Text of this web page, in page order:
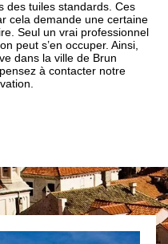
des tuiles standards. Ces
cela demande une certaine
Seul un vrai professionnel
peut s’en occuper. Ainsi,
dans la ville de Brun
à contacter notre